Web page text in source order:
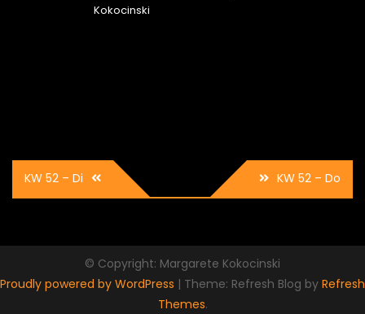
Kokocinski
Beitrags-
Navigation
KW 52 – Di KW 52 – Do
© Copyright: Margarete Kokocinski
Proudly powered by WordPress | Theme: Refresh Blog by Refresh
Themes.